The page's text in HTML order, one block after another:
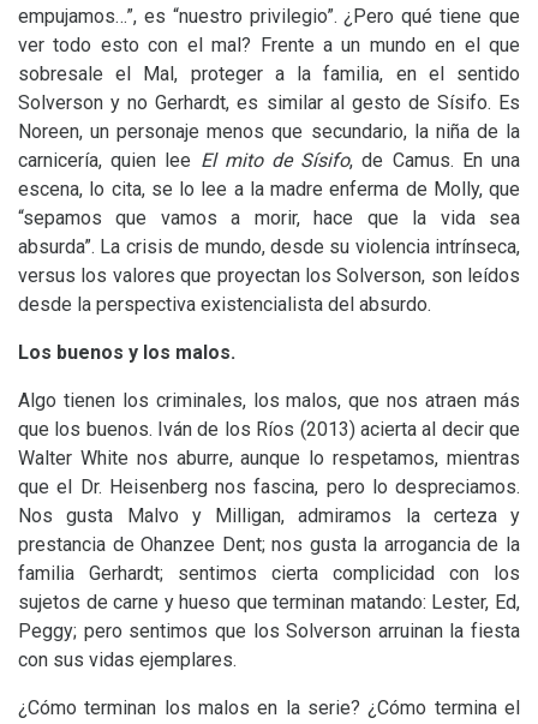
empujamos…”, es “nuestro privilegio”. ¿Pero qué tiene que
ver todo esto con el mal? Frente a un mundo en el que
sobresale el Mal, proteger a la familia, en el sentido
Solverson y no Gerhardt, es similar al gesto de Sísifo. Es
Noreen, un personaje menos que secundario, la niña de la
carnicería, quien lee El mito de Sísifo, de Camus. En una
escena, lo cita, se lo lee a la madre enferma de Molly, que
“sepamos que vamos a morir, hace que la vida sea
absurda”. La crisis de mundo, desde su violencia intrínseca,
versus los valores que proyectan los Solverson, son leídos
desde la perspectiva existencialista del absurdo.
Los buenos y los malos.
Algo tienen los criminales, los malos, que nos atraen más
que los buenos. Iván de los Ríos (2013) acierta al decir que
Walter White nos aburre, aunque lo respetamos, mientras
que el Dr. Heisenberg nos fascina, pero lo despreciamos.
Nos gusta Malvo y Milligan, admiramos la certeza y
prestancia de Ohanzee Dent; nos gusta la arrogancia de la
familia Gerhardt; sentimos cierta complicidad con los
sujetos de carne y hueso que terminan matando: Lester, Ed,
Peggy; pero sentimos que los Solverson arruinan la fiesta
con sus vidas ejemplares.
¿Cómo terminan los malos en la serie? ¿Cómo termina el